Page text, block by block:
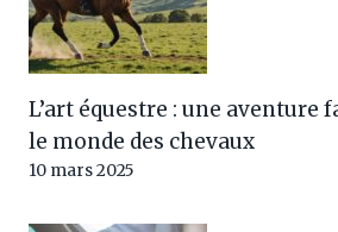
L’art équestre : une aventure
le monde des chevaux
10 mars 2025